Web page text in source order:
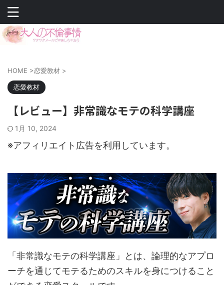
HOME >恋愛教材 >
恋愛教材
【レビュー】非常識なモテの科学講座
1月 10, 2024
※アフィリエイト広告を利用しています。
「非常識なモテの科学講座」とは、論理的なアプロ
ーチを通じてモテるためのスキルを身につけること